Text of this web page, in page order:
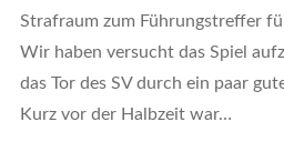
Strafraum zum Führungstreffer
Wir haben versucht das Spiel
das Tor des SV durch ein paar
Kurz vor der Halbzeit war…